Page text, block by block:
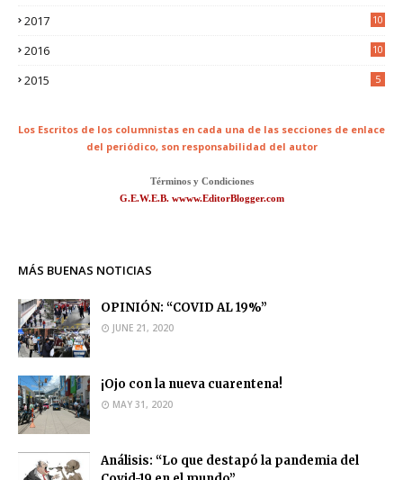
2017 10
2016 10
2015 5
Los Escritos de los columnistas en cada una de las secciones de enlace
del periódico, son responsabilidad del autor
Términos y Condiciones
G.E.W.E.B. wwww.EditorBlogger.com
MÁS BUENAS NOTICIAS
OPINIÓN: “COVID AL 19%”
JUNE 21, 2020
¡Ojo con la nueva cuarentena!
MAY 31, 2020
Análisis: “Lo que destapó la pandemia del